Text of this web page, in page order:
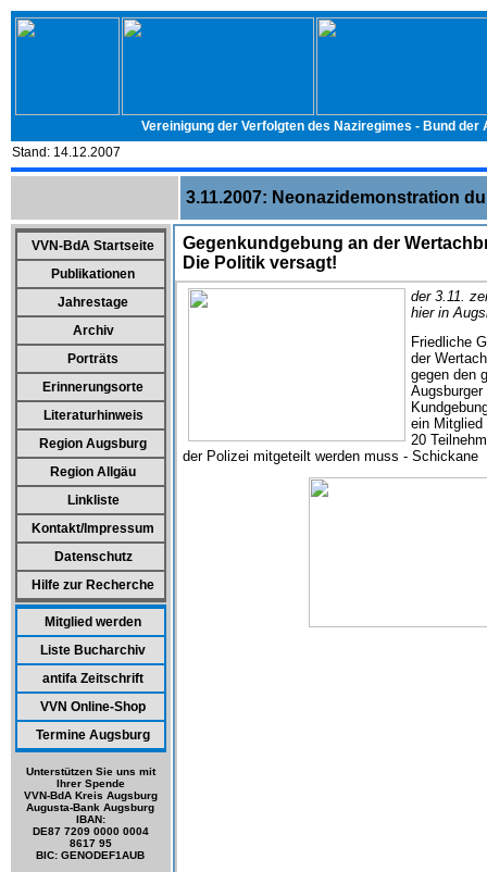
Vereinigung der Verfolgten des Naziregimes - Bund
Stand: 14.12.2007
3.11.2007: Neonazidemonstration
VVN-BdA Startseite
Publikationen
Jahrestage
Archiv
Porträts
Erinnerungsorte
Literaturhinweis
Region Augsburg
Region Allgäu
Linkliste
Kontakt/Impressum
Datenschutz
Hilfe zur Recherche
Mitglied werden
Liste Bucharchiv
antifa Zeitschrift
VVN Online-Shop
Termine Augsburg
Unterstützen Sie uns mit
Ihrer Spende
VVN-BdA Kreis Augsburg
Augusta-Bank Augsburg
IBAN:
DE87 7209 0000 0004
8617 95
BIC: GENODEF1AUB
Gegenkundgebung an der
Die Politik versagt!
der 3.11.
hier in
Friedliche
der
gegen den
ein Mitglied
20
der Polizei mitgeteilt werden muss - Schickane